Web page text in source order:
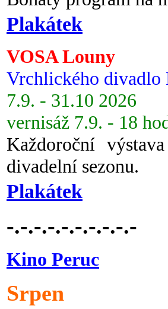
Plakátek
VOSA Louny
Vrchlického divadlo
7.9. - 31.10 2026
vernisáž 7.9. - 18
Každoroční
divadelní sezonu.
Plakátek
-.-.-.-.-.-.-.-.-.-
Kino Peruc
Srpen